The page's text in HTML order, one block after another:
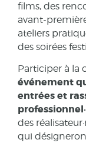
films, des
avant-
ateliers
des soirées
Participer à la
événement
entrées et
des
qui